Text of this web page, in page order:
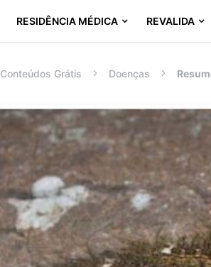
RESIDÊNCIA MÉDICA REVALIDA
Conteúdos Grátis Doenças